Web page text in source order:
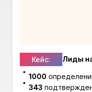
Кейс: Лиды
1000
343